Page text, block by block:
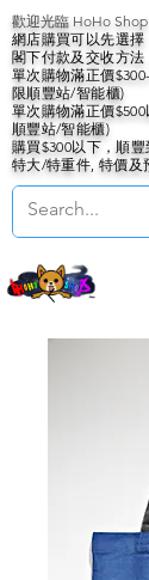
歡迎光臨 HoHo
網店購買可以先選
閣下付款及交收方法
單次購物滿正價
限順豐站/智能櫃)
單次購物滿正價
順豐站/智能櫃)
購買$300以下，順豐
特大/特重件, 特價及